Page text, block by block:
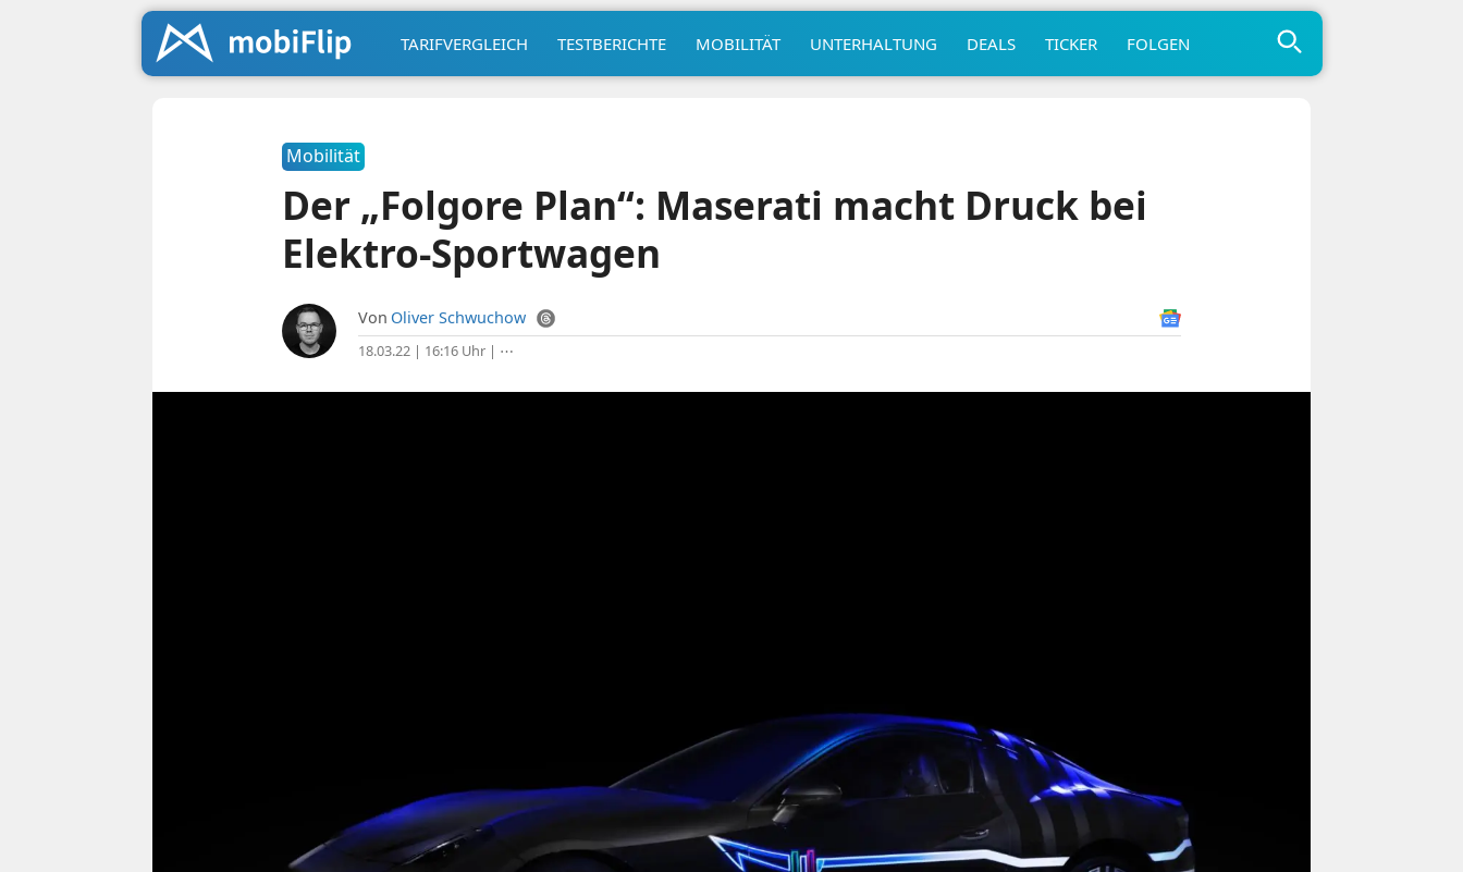
TARIFVERGLEICH TESTBERICHTE MOBILITÄT UNTERHALTUNG DEALS TICKER FOLGEN
Mobilität
Der „Folgore Plan“: Maserati macht Druck bei
Elektro-Sportwagen
Von Oliver Schwuchow
18.03.22 | 16:16 Uhr| ⋯